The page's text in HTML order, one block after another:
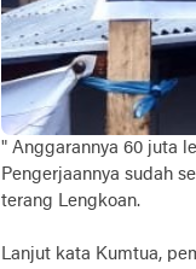
" Anggarannya 60 juta
Pengerjaannya sudah
terang Lengkoan.
Lanjut kata Kumtua,